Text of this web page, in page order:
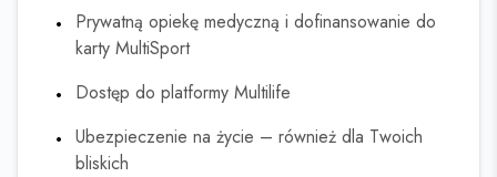
Prywatną opiekę medyczną i dofinansowanie do
karty MultiSport
Dostęp do platformy Multilife
Ubezpieczenie na życie – również dla Twoich
bliskich